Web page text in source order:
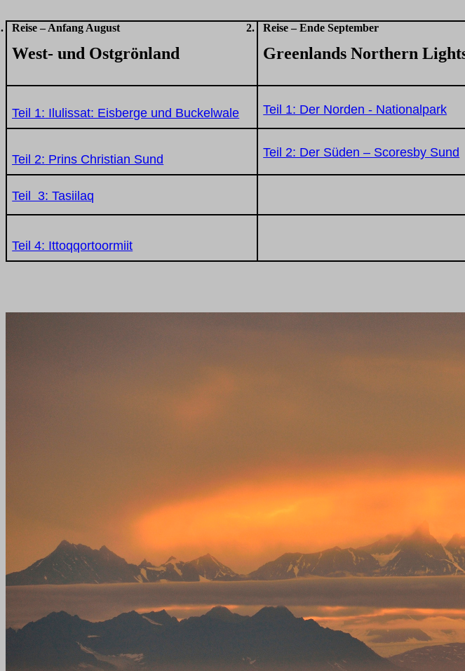
Reise – Anfang August
West- und Ostgrönland
2. Reise – Ende September
Greenlands Northern
Teil 1: Ilulissat: Eisberge und Buckelwale Teil 1: Der Norden - Nationalpark
Teil 2: Prins Christian Sund Teil 2: Der Süden – Scoresby Sund
Teil 3: Tasiilaq
Teil 4: Ittoqqortoormiit